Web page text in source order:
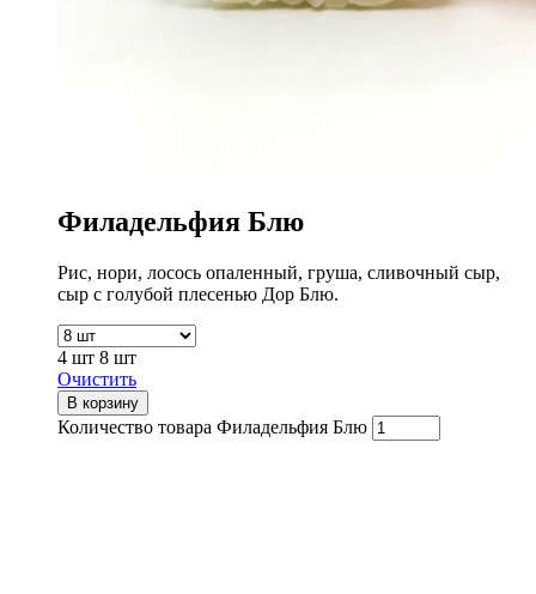
Филадельфия Блю
Рис, нори, лосось опаленный, груша, сливочный сыр,
сыр с голубой плесенью Дор Блю.
4 шт 8 шт
Очистить
В корзину
Количество товара Филадельфия Блю